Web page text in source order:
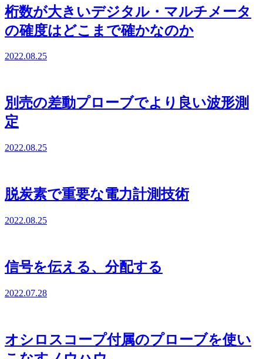
桁数が大きいデジタル・マルチメータ
の確度はどこまで確かなのか
2022.08.25
別売の差動プローブでより良い波形測
定
2022.08.25
脱炭素で重要な電力計測技術
2022.08.25
信号を伝える、分配する
2022.07.28
オシロスコープ付属のプローブを使い